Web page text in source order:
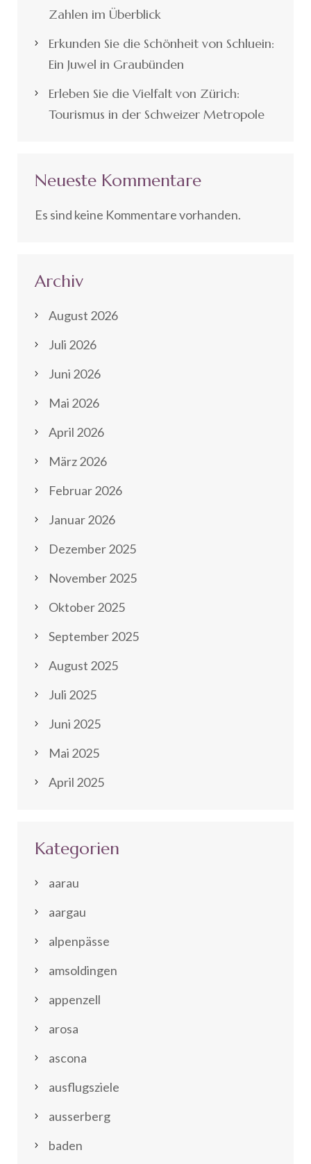
Zahlen im Überblick
Erkunden Sie die Schönheit von Schluein:
Ein Juwel in Graubünden
Erleben Sie die Vielfalt von Zürich:
Tourismus in der Schweizer Metropole
Neueste Kommentare
Es sind keine Kommentare vorhanden.
Archiv
August 2026
Juli 2026
Juni 2026
Mai 2026
April 2026
März 2026
Februar 2026
Januar 2026
Dezember 2025
November 2025
Oktober 2025
September 2025
August 2025
Juli 2025
Juni 2025
Mai 2025
April 2025
Kategorien
aarau
aargau
alpenpässe
amsoldingen
appenzell
arosa
ascona
ausflugsziele
ausserberg
baden